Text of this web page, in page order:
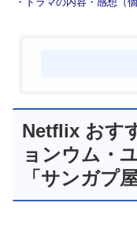
Netflix おす
ョンウム・
「サンガプ